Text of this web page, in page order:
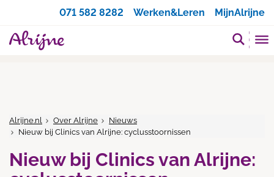
071 582 8282
Werken&Leren MijnAlrijne
Alrijne.nl Over Alrijne
Nieuws
Nieuw bij Clinics van Alrijne: cyclusstoornissen
Nieuw bij Clinics van Alrijne: